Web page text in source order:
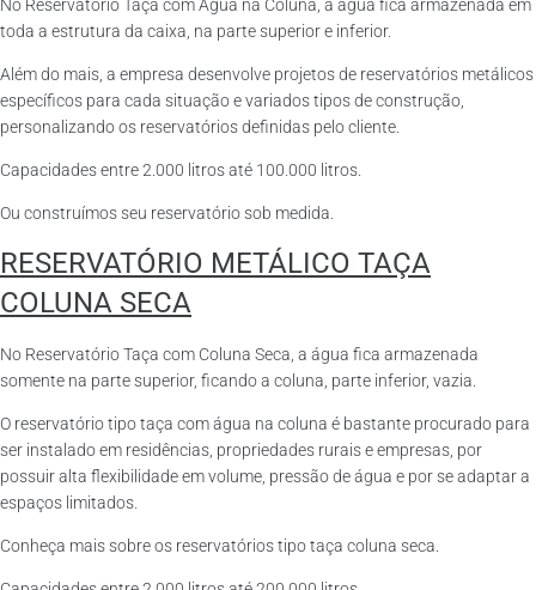
No Reservatório Taça com Água na Coluna, a água fica armazenada em
toda a estrutura da caixa, na parte superior e inferior.
Além do mais, a empresa desenvolve projetos de reservatórios metálicos
específicos para cada situação e variados tipos de construção,
personalizando os reservatórios definidas pelo cliente.
Capacidades entre 2.000 litros até 100.000 litros.
Ou construímos seu reservatório sob medida.
RESERVATÓRIO METÁLICO TAÇA
COLUNA SECA
No Reservatório Taça com Coluna Seca, a água fica armazenada
somente na parte superior, ficando a coluna, parte inferior, vazia.
O reservatório tipo taça com água na coluna é bastante procurado para
ser instalado em residências, propriedades rurais e empresas, por
possuir alta flexibilidade em volume, pressão de água e por se adaptar a
espaços limitados.
Conheça mais sobre os reservatórios tipo taça coluna seca.